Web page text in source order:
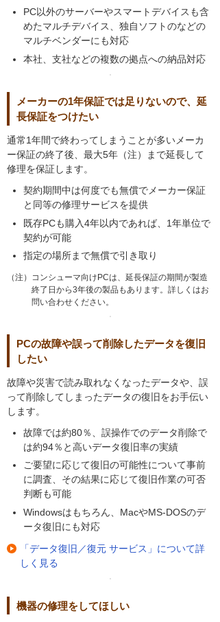
PC以外のサーバーやスマートデバイスも含
めたマルチデバイス、独自ソフトのなどの
マルチベンダーにも対応
本社、支社などの複数の拠点への納品対応
メーカーの1年保証では足りないので、延
長保証をつけたい
通常1年間で終わってしまうことが多いメーカ
ー保証の終了後、最大5年（注）まで延長して
修理を保証します。
契約期間中は何度でも無償でメーカー保証
と同等の修理サービスを提供
既存PCも購入4年以内であれば、1年単位で
契約が可能
指定の場所まで無償で引き取り
（注）コンシューマ向けPCは、延長保証の期間が製造
終了日から3年後の製品もあります。詳しくはお
問い合わせください。
PCの故障や誤って削除したデータを復旧
したい
故障や災害で読み取れなくなったデータや、誤
って削除してしまったデータの復旧をお手伝い
します。
故障では約80％、誤操作でのデータ削除で
は約94％と高いデータ復旧率の実績
ご要望に応じて復旧の可能性について事前
に調査、その結果に応じて復旧作業の可否
判断も可能
Windowsはもちろん、MacやMS-DOSのデ
ータ復旧にも対応
「データ復旧／復元 サービス」について詳
しく見る
機器の修理をしてほしい